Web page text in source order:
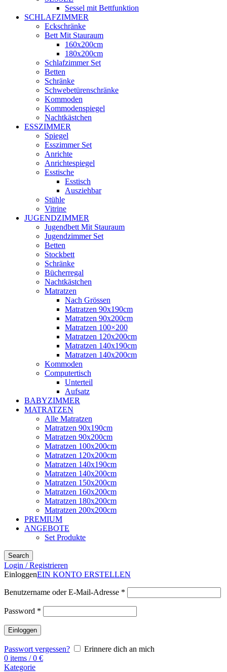
Sessel mit Bettfunktion
SCHLAFZIMMER
Eckschränke
Bett Mit Stauraum
160x200cm
180x200cm
Schlafzimmer Set
Betten
Schränke
Schwebetürenschränke
Kommoden
Kommodenspiegel
Nachtkästchen
ESSZIMMER
Spiegel
Esszimmer Set
Anrichte
Anrichtespiegel
Esstische
Esstisch
Ausziehbar
Stühle
Vitrine
JUGENDZIMMER
Jugendbett Mit Stauraum
Jugendzimmer Set
Betten
Stockbett
Schränke
Bücherregal
Nachtkästchen
Matratzen
Nach Grössen
Matratzen 90x190cm
Matratzen 90x200cm
Matratzen 100×200
Matratzen 120x200cm
Matratzen 140x190cm
Matratzen 140x200cm
Kommoden
Computertisch
Unterteil
Aufsatz
BABYZIMMER
MATRATZEN
Alle Matratzen
Matratzen 90x190cm
Matratzen 90x200cm
Matratzen 100x200cm
Matratzen 120x200cm
Matratzen 140x190cm
Matratzen 140x200cm
Matratzen 150x200cm
Matratzen 160x200cm
Matratzen 180x200cm
Matratzen 200x200cm
PREMIUM
ANGEBOTE
Set Produkte
Search
Login / Registrieren
EinloggenEIN KONTO ERSTELLEN
Benutzername oder E-Mail-Adresse *
Password *
Einloggen
Passwort vergessen?
Erinnere dich an mich
0 items / 0 €
Kategorie